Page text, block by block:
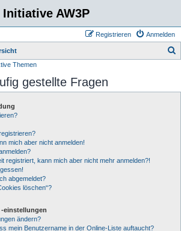
Initiative AW3P
Anmelden
Registrieren
h
Themen
gestellte Fragen
mich aber nicht anmelden!
registriert, kann mich aber nicht mehr anmelden?!
abgemeldet?
löschen“?
einstellungen
ändern?
mein Benutzername in der Online-Liste auftaucht?